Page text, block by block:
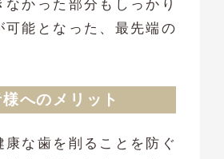
なかった部分もしっかり
可能となった、最先端の
へのメリット
康な歯を削ることを防ぐ